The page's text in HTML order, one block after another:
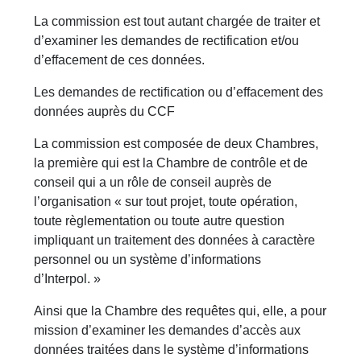
La commission est tout autant chargée de traiter et
d’examiner les demandes de rectification et/ou
d’effacement de ces données.
Les demandes de rectification ou d’effacement des
données auprès du CCF
La commission est composée de deux Chambres,
la première qui est la Chambre de contrôle et de
conseil qui a un rôle de conseil auprès de
l’organisation « sur tout projet, toute opération,
toute règlementation ou toute autre question
impliquant un traitement des données à caractère
personnel ou un système d’informations
d’Interpol. »
Ainsi que la Chambre des requêtes qui, elle, a pour
mission d’examiner les demandes d’accès aux
données traitées dans le système d’informations